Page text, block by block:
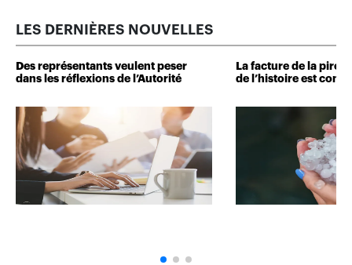
LES DERNIÈRES NOUVELLES
Des représentants veulent peser
dans les réflexions de l’Autorité
La facture de la pire
de l’histoire est